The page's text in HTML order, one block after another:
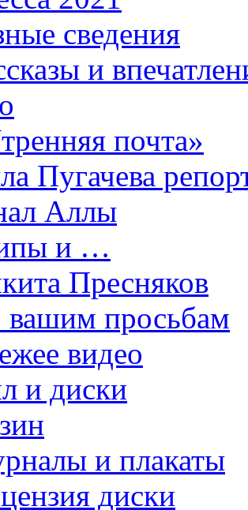
сведения
и
почта»
Пугачева
Аллы
и …
Пресняков
просьбам
видео
и диски
и плакаты
диски